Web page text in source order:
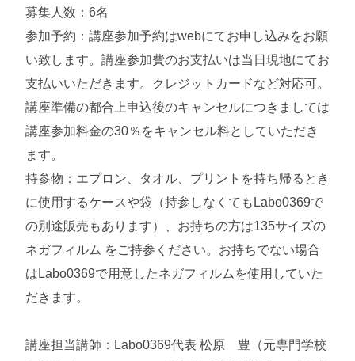
募集人数：6名
参加予約：講座参加予約はwebにてお申し込みをお願
い致します。講座参加費のお支払いは当日現地にてお
支払いいただきます。クレジットカードなど対応可。
講座準備の都合上申込後のキャンセルにつきましては
講座参加料金の30％をキャンセル料としていただき
ます。
持参物：エプロン、タオル、プリントを持ち帰るとき
に使用するケースや袋（持参しなくてもLabo0369で
の別途販売もあります）、お持ちの方は135サイズの
ネガフィルム をご持参ください。お持ちでない場合
はLabo0369で用意したネガフィルムを使用していた
だきます。
講座担当講師：Labo0369代表 松原 豊（元専門学校